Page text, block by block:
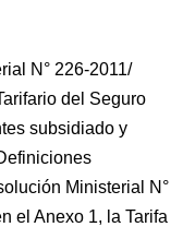
N° 226-2011/
del Seguro
subsidiado y
Ministerial N°
el Anexo 1, la Tarifa